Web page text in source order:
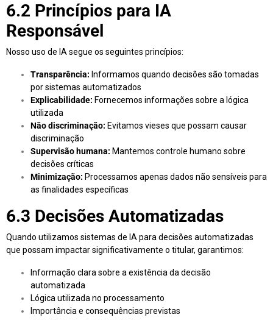
6.2 Princípios para IA
Responsável
Nosso uso de IA segue os seguintes princípios:
Transparência: Informamos quando decisões são tomadas
por sistemas automatizados
Explicabilidade: Fornecemos informações sobre a lógica
utilizada
Não discriminação: Evitamos vieses que possam causar
discriminação
Supervisão humana: Mantemos controle humano sobre
decisões críticas
Minimização: Processamos apenas dados não sensíveis para
as finalidades específicas
6.3 Decisões Automatizadas
Quando utilizamos sistemas de IA para decisões automatizadas
que possam impactar significativamente o titular, garantimos:
Informação clara sobre a existência da decisão
automatizada
Lógica utilizada no processamento
Importância e consequências previstas